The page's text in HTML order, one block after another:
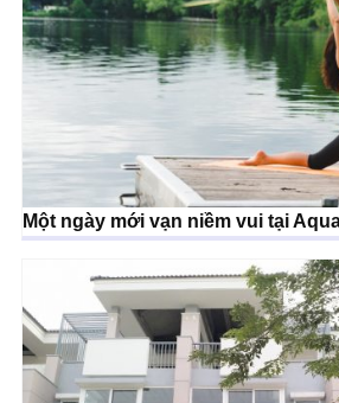
Một ngày mới vạn niềm vui tại